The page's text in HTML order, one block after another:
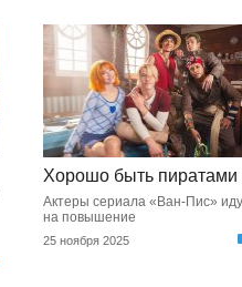
Хорошо быть пиратами
Актеры сериала «Ван-Пис»
на повышение
25 ноября 2025